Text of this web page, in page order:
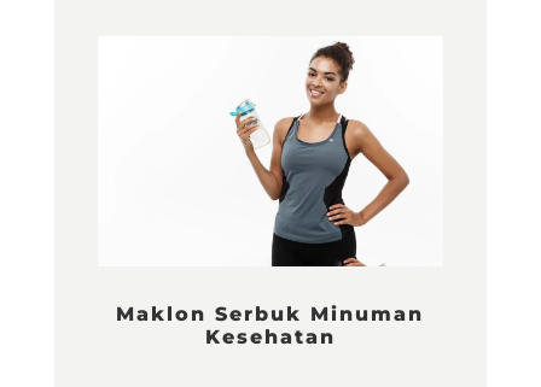
Maklon Serbuk Minuman
Kesehatan